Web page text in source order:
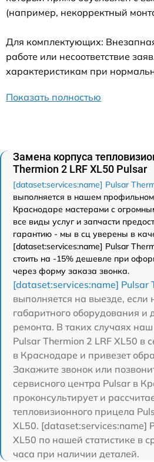
(например, некорректный
Для комплектующих:
работе или несоответствие
характеристикам при
Показать полностью
Замена корпуса
Thermion 2 LRF XL50 Pulsar
[dataset:services:name] Pulsar
выполняется в нашем
Краснодаре мастерами с
все виды услуг и запчасти
гарантию - мы в сц уверены в
[dataset:services:name] Pulsar
стоить на -15% дешевле при
через форму заказа звонка.
[dataset:services:name] Pulsar
выполняется на выезде, если
габаритного оборудования и
ремонта. В таких случаях
Pulsar Thermion 2 LRF XL50 в
в Краснодаре и привезет
Закажите звонок или
сервисного центра Pulsar в
проконсультирует и
тепловизионного прицела
XL50. [dataset:services:name]
XL50 по нашей статистике в
часа при наличии деталей.